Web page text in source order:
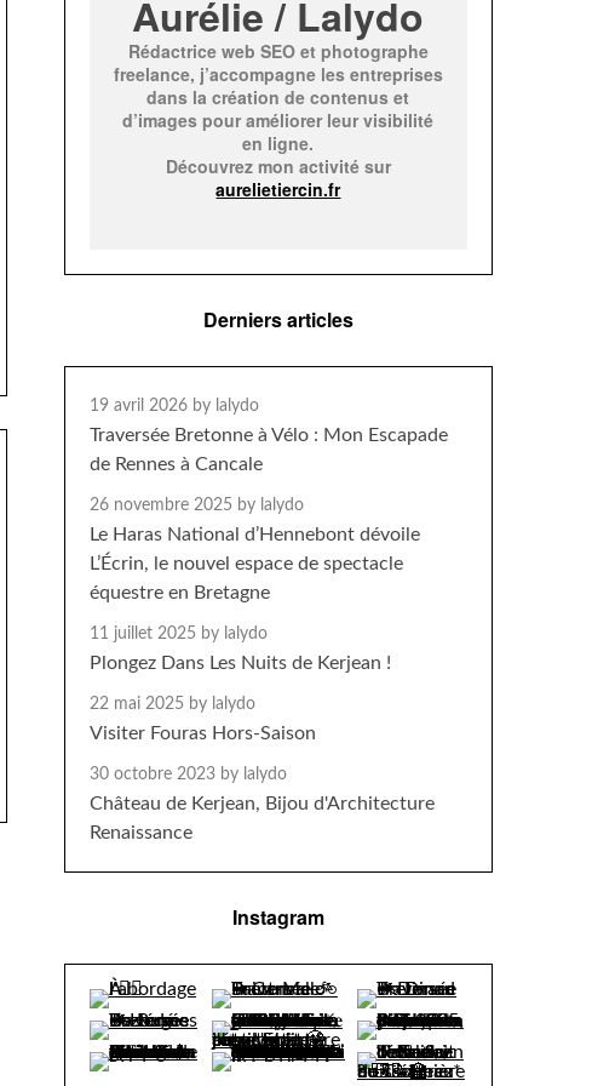
Aurélie / Lalydo
Rédactrice web SEO et photographe
freelance, j’accompagne les entreprises
dans la création de contenus et
d’images pour améliorer leur visibilité
en ligne.
Découvrez mon activité sur
aurelietiercin.fr
Derniers articles
19 avril 2026 by lalydo
Traversée Bretonne à Vélo : Mon Escapade
de Rennes à Cancale
26 novembre 2025 by lalydo
Le Haras National d’Hennebont dévoile
L’Écrin, le nouvel espace de spectacle
équestre en Bretagne
11 juillet 2025 by lalydo
Plongez Dans Les Nuits de Kerjean !
22 mai 2025 by lalydo
Visiter Fouras Hors-Saison
30 octobre 2023 by lalydo
Château de Kerjean, Bijou d'Architecture
Renaissance
Instagram